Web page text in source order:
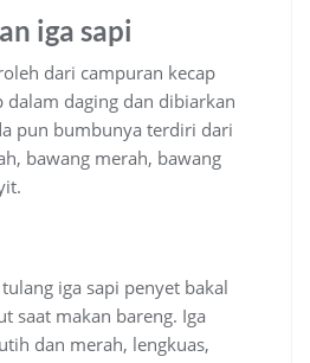
iga sapi
dari campuran kecap
dalam daging dan dibiarkan
pun bumbunya terdiri dari
bawang merah, bawang
iga sapi penyet bakal
saat makan bareng. Iga
dan merah, lengkuas,